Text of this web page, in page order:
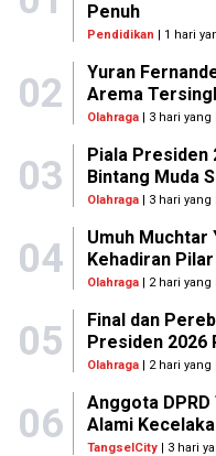
Penuh
Pendidikan | 1 hari
02
Yuran
Arema
Olahraga| 3 hari yang
03
Piala Presiden
Bintang Muda
Olahraga| 3 hari yang
04
Umuh Muchtar
Kehadiran
Olahraga| 2 hari yang
05
Final dan
Presiden 2026
Olahraga| 2 hari yang
06
Anggota
Alami
TangselCity| 3 hari